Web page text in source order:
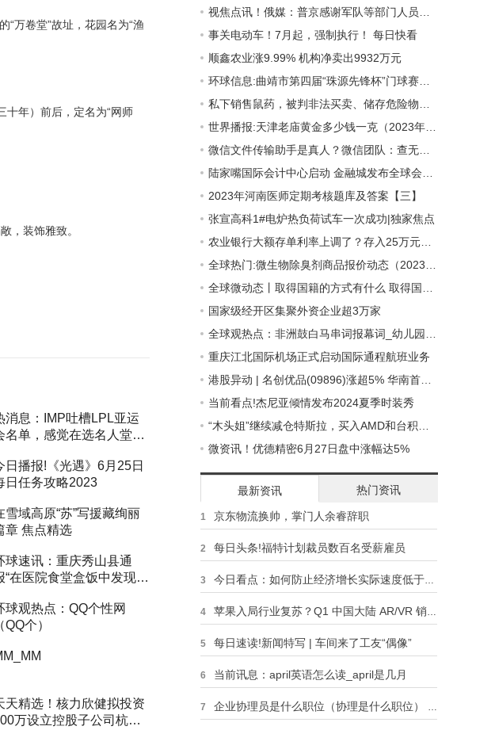
万卷堂”故址，花园名为“渔
十年）前后，定名为“网师
，装饰雅致。
消息：IMP吐槽LPL亚运
名单，感觉在选名人堂，
日播报!《光遇》6月25日
日任务攻略2023
雪域高原“苏”写援藏绚丽
章 焦点精选
球速讯：重庆秀山县通
“在医院食堂盒饭中发现疑
球观热点：QQ个性网
（QQ个）
天精选！核力欣健拟投资
万设立控股子公司杭州
事关电动车！7月起，强制执行！ 每日快看
顺鑫农业涨9.99% 机构净卖出9932万元
2023年河南医师定期考核题库及答案【三】
张宣高科1#电炉热负荷试车一次成功|独家焦点
国家级经开区集聚外资企业超3万家
重庆江北国际机场正式启动国际通程航班业务
当前看点!杰尼亚倾情发布2024夏季时装秀
微资讯！优德精密6月27日盘中涨幅达5%
最新资讯 热门资讯
1 京东物流换帅，掌门人余睿辞职
2 每日头条!福特计划裁员数百名受薪雇员
3 今日看点：如何防止经济增长实际速度低于潜力
4 苹果入局行业复苏？Q1 中国大陆 AR/VR 销量同比增长 62%
5 每日速读!新闻特写 | 车间来了工友“偶像”
6 当前讯息：april英语怎么读_april是几月
7 企业协理员是什么职位（协理是什么职位） 环球视点